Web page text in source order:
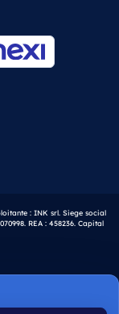
: INK srl. Siege social
REA : 458236. Capital